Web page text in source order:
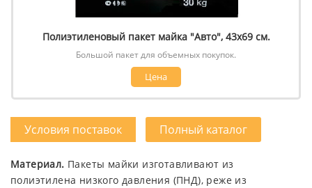
Полиэтиленовый пакет майка "Авто", 43х69 см.
Большой пакет для объемных покупок.
Цена
Условия поставок Полный каталог
Материал. Пакеты майки изготавливают из
полиэтилена низкого давления (ПНД), реже из